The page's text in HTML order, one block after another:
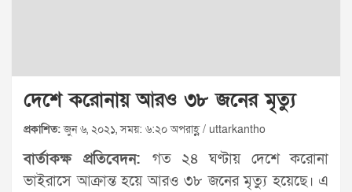
দেশে করোনায় আরও ৩৮ জনের মৃত্যু
প্রকাশিত:জুন ৬, ২০২১, সময়: ৬:২০ অপরাহ্ণ / uttarkantho
বার্তাকক্ষ প্রতিবেদন: গত ২৪ ঘণ্টায় দেশে করোনা
ভাইরাসে আক্রান্ত হয়ে আরও ৩৮ জনের মৃত্যু হয়েছে। এ